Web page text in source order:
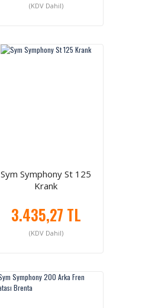
(KDV Dahil)
Sym Symphony St 125
Krank
3.435,27 TL
(KDV Dahil)